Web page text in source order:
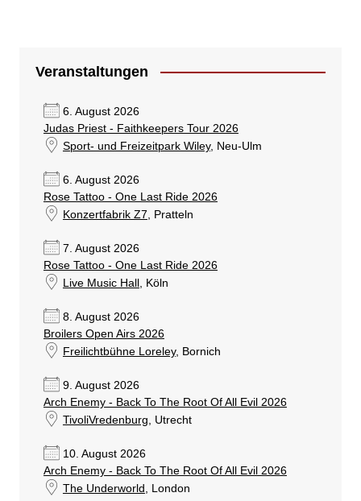
Veranstaltungen
6. August 2026
Judas Priest - Faithkeepers Tour 2026
Sport- und Freizeitpark Wiley, Neu-Ulm
6. August 2026
Rose Tattoo - One Last Ride 2026
Konzertfabrik Z7 , Pratteln
7. August 2026
Rose Tattoo - One Last Ride 2026
Live Music Hall
, Köln
8. August 2026
Broilers Open Airs 2026
Freilichtbühne Loreley, Bornich
9. August 2026
Arch Enemy - Back To The Root Of All Evil 2026
TivoliVredenburg , Utrecht
10. August 2026
Arch Enemy - Back To The Root Of All Evil 2026
The Underworld
, London